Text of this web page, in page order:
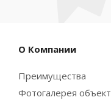
О Компании
Преимущества
Фотогалерея